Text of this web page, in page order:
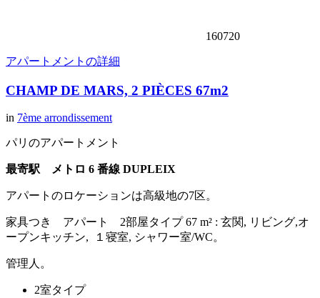
160720
アパートメントの詳細
CHAMP DE MARS, 2 PIÈCES 67m2
in 7ème arrondissement
パリのアパートメント
最寄駅 メトロ 6 番線 DUPLEIX
アパートのロケーションは高級地の7区。
家具つき アパート 2部屋タイプ 67 m² : 玄関, リビング,オ
ープンキッチン, １寝室, シャワー室/WC。
管理人。
2室タイプ